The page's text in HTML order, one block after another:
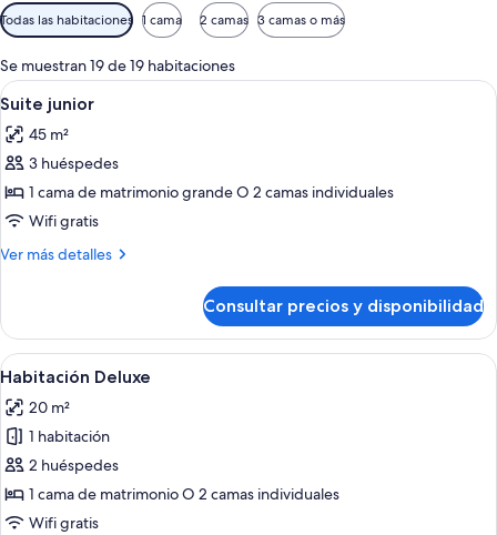
Filtros
disponibles
para
las
habitaciones
Todas las habitaciones 1 cama 2 camas 3 camas o más
Se muestran 19 de 19 habitaciones
Abrir
todas
las
fotos
de
Suite
junior
Una habitación de hotel con una
4
Suite junior
45 m²
3 huéspedes
1 cama de matrimonio grande O 2 camas individuales
Wifi gratis
Ver más detalles
Más
junior
Consultar precios y disponibilidad
Abrir
todas
las
fotos
de
Habitación
Deluxe
Habitación de hotel con una cama,
4
Habitación Deluxe
20 m²
1 habitación
2 huéspedes
1 cama de matrimonio O 2 camas individuales
Wifi gratis